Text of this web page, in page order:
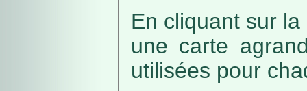
En cliquant sur
une carte
utilisées pour